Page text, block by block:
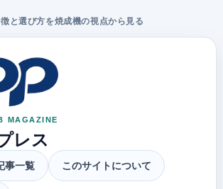
と選び方を焼成機の視点から見る
MAGAZINE
レス
事一覧 このサイトについて